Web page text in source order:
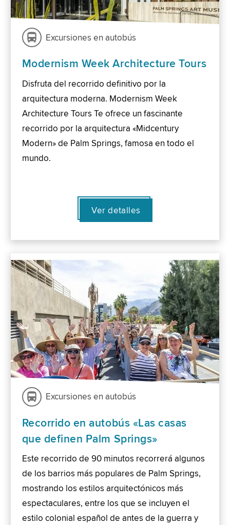
Excursiones en autobús
Modernism Week Architecture Tours
Disfruta del recorrido definitivo por la
arquitectura moderna. Modernism Week
Architecture Tours Te ofrece un fascinante
recorrido por la arquitectura «Midcentury
Modern» de Palm Springs, famosa en todo el
mundo.
Ver detalles
Excursiones en autobús
Recorrido en autobús «Las casas
que definen Palm Springs»
Este recorrido de 90 minutos recorrerá algunos
de los barrios más populares de Palm Springs,
mostrando los estilos arquitectónicos más
espectaculares, entre los que se incluyen el
estilo colonial español de antes de la guerra y